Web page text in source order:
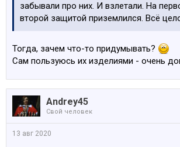
забывали про них. И взлетали. На
второй защитой приземлился. Всё
Тогда, зачем что-то придумывать?
Сам пользуюсь их изделиями - очень
Andrey45
Свой человек
13 авг 2020